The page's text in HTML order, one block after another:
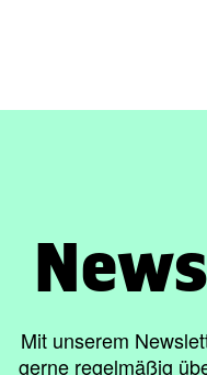
Mit unserem
gerne regelmäßig